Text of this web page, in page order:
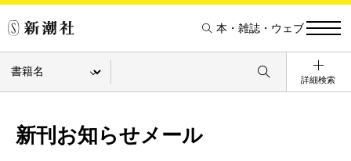
本・雑誌・ウェブ
詳細検索
新刊お知らせメール